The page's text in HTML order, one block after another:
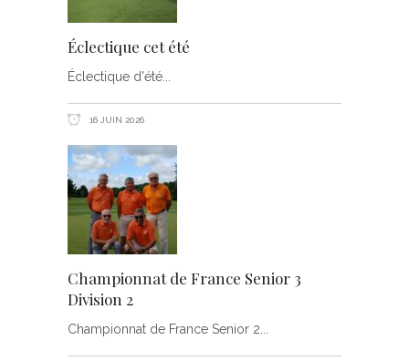
Éclectique cet été
Éclectique d'été
16 JUIN 2026
Championnat de France Senior 3
Division 2
Championnat de France Senior 2